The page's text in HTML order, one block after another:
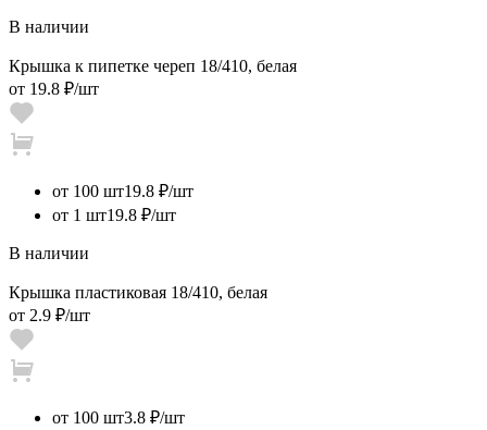
В наличии
Крышка к пипетке череп 18/410, белая
от 19.8 ₽/шт
от 100 шт19.8 ₽/шт
от 1 шт19.8 ₽/шт
В наличии
Крышка пластиковая 18/410, белая
от 2.9 ₽/шт
от 100 шт3.8 ₽/шт